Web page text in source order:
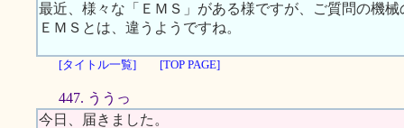
最近、様々な「ＥＭＳ」がある様ですが、ご質問の機
ＥＭＳとは、違うようですね。
[タイトル一覧] [TOP PAGE]
447. ううっ
今日、届きました。